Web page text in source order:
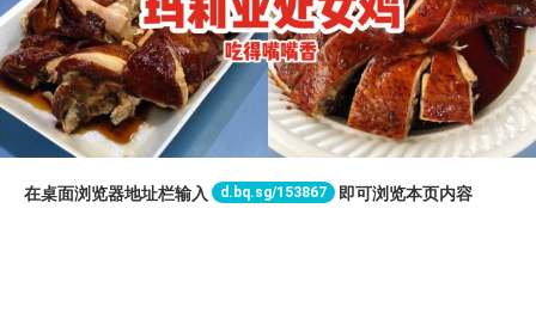
在桌面浏览器地址栏输入 d.bq.sg/153867 即可浏览本页内容